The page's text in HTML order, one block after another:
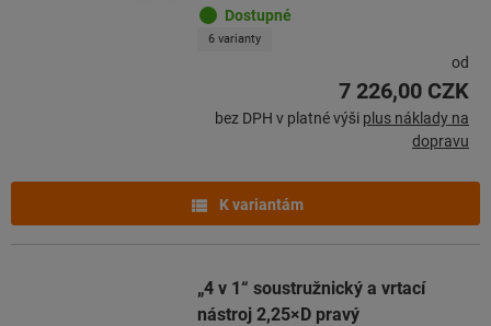
Dostupné
6 varianty
od
7 226,00 CZK
bez DPH v platné výši plus náklady na
dopravu
K variantám
„4 v 1“ soustružnický a vrtací
nástroj 2,25×D pravý